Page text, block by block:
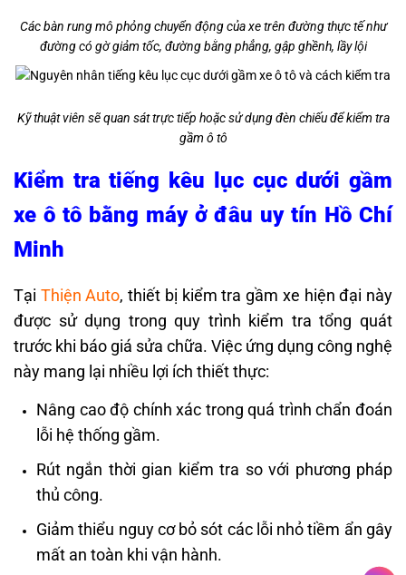
Các bàn rung mô phỏng chuyển động của xe trên đường thực tế như
đường có gờ giảm tốc, đường bằng phẳng, gập ghềnh, lầy lội
Kỹ thuật viên sẽ quan sát trực tiếp hoặc sử dụng đèn chiếu để kiểm tra
gầm ô tô
Kiểm tra tiếng kêu lục cục dưới gầm
xe ô tô bằng máy ở đâu uy tín Hồ Chí
Minh
Tại Thiện Auto, thiết bị kiểm tra gầm xe hiện đại này
được sử dụng trong quy trình kiểm tra tổng quát
trước khi báo giá sửa chữa. Việc ứng dụng công nghệ
này mang lại nhiều lợi ích thiết thực:
Nâng cao độ chính xác trong quá trình chẩn đoán
lỗi hệ thống gầm.
Rút ngắn thời gian kiểm tra so với phương pháp
thủ công.
Giảm thiểu nguy cơ bỏ sót các lỗi nhỏ tiềm ẩn gây
mất an toàn khi vận hành.